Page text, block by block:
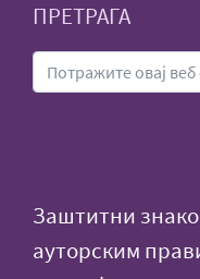
ПРЕТРАГА
Заштитни
ауторским